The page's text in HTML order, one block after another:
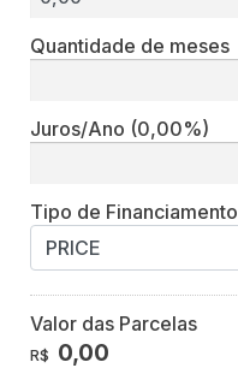
Quantidade de meses
Juros/Ano (0,00%)
Tipo de Financiamento
PRICE
Valor das Parcelas
R$ 0,00